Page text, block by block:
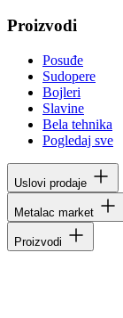
Proizvodi
Posuđe
Sudopere
Bojleri
Slavine
Bela tehnika
Pogledaj sve
Uslovi prodaje
Metalac market
Proizvodi